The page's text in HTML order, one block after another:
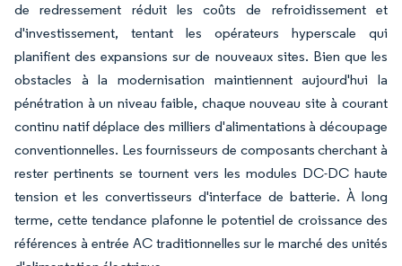
de redressement réduit les coûts de refroidissement et
d'investissement, tentant les opérateurs hyperscale qui
planifient des expansions sur de nouveaux sites. Bien que les
obstacles à la modernisation maintiennent aujourd'hui la
pénétration à un niveau faible, chaque nouveau site à courant
continu natif déplace des milliers d'alimentations à découpage
conventionnelles. Les fournisseurs de composants cherchant à
rester pertinents se tournent vers les modules DC-DC haute
tension et les convertisseurs d'interface de batterie. À long
terme, cette tendance plafonne le potentiel de croissance des
références à entrée AC traditionnelles sur le marché des unités